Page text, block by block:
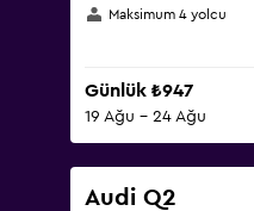
Maksimum 4 yolcu
Günlük ₺947
19 Ağu - 24 Ağu
Audi Q2